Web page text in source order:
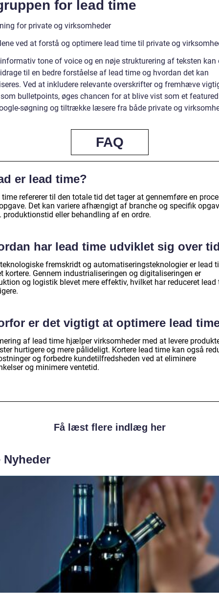
for lead time
for private og virksomheder
ved at forstå og optimere lead time til private og
tone of voice og en nøje strukturering af teksten kan
til en bedre forståelse af lead time og hvordan det kan
Ved at inkludere relevante overskrifter og fremhæve
bulletpoints, øges chancen for at blive vist som et
søgning og tiltrække læsere fra både private og
FAQ
er lead time?
time refererer til den totale tid det tager at gennemføre en
Det kan variere afhængigt af branche og specifik
produktionstid eller behandling af en ordre.
har lead time udviklet sig over
fremskridt og automatiseringsteknologier er lead
kortere. Gennem industrialiseringen og digitaliseringen er
og logistik blevet mere effektiv, hvilket har reduceret lead
er det vigtigt at optimere lead
af lead time hjælper virksomheder med at levere
hurtigere og mere pålideligt. Kortere lead time kan også
og forbedre kundetilfredsheden ved at eliminere
og minimere ventetid.
Få læst flere indlæg her
Nyheder